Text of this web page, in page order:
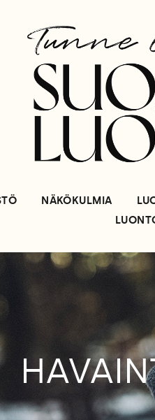
NÄKÖKULMIA